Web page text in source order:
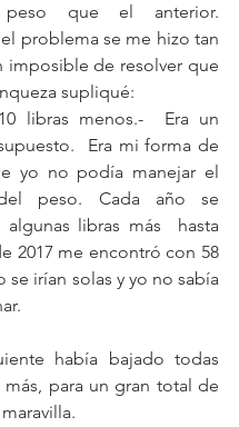
que el anterior.
problema se me hizo tan
imposible de resolver que
supliqué:
libras menos.-  Era un
Era mi forma de
yo no podía manejar el
peso. Cada año se
algunas libras más  hasta
2017 me encontró con 58
se irían solas y yo no sabía
había bajado todas
más, para un gran total de